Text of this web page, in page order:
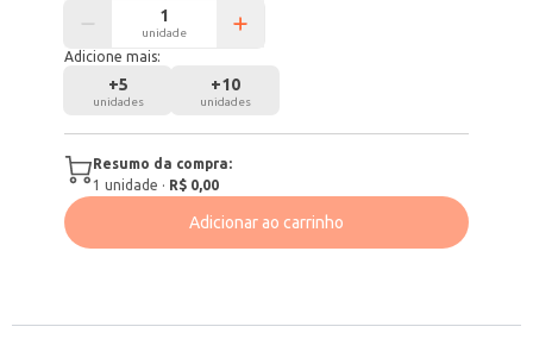
unidade
Adicione mais:
+5
unidades
+10
unidades
Resumo da compra:
1 unidade · R$ 0,00
Adicionar ao carrinho